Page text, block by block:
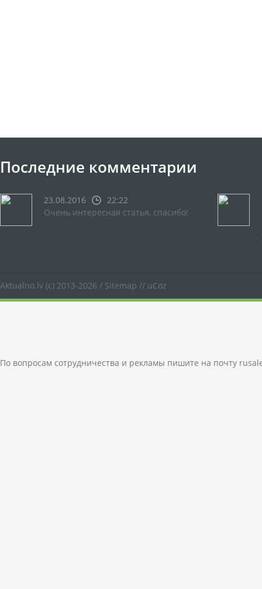
Последние комментарии
23.08.2016
22:22
Очень интересная статья, спасибо!
Aktualno.lv (c) 2013-2026 / Sitemap // uCoz
По вопросам сотрудничества и рекламы пишите на почту